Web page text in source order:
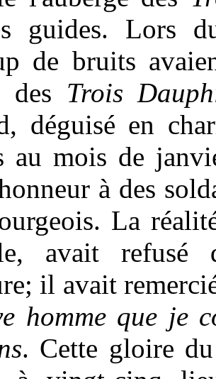
guides. Lors
de bruits
des Trois
déguisé en
au mois de
à des
La
avait
il avait
homme que je
. Cette gloire